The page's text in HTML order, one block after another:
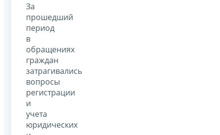
За
прошедший
период
в
обращениях
граждан
затрагивались
вопросы
регистрации
и
учета
юридических